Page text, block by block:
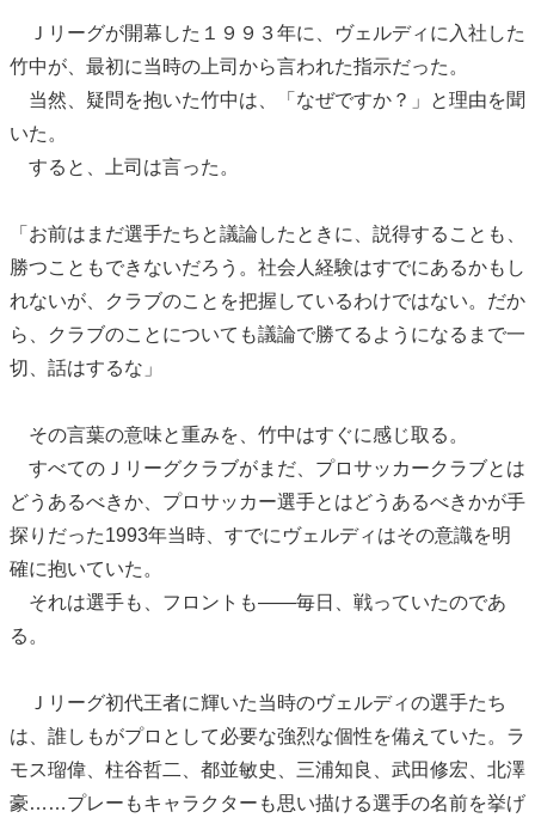
Ｊリーグが開幕した１９９３年に、ヴェルディに入社した
竹中が、最初に当時の上司から言われた指示だった。
当然、疑問を抱いた竹中は、「なぜですか？」と理由を聞
いた。
すると、上司は言った。
「お前はまだ選手たちと議論したときに、説得することも、
勝つこともできないだろう。社会人経験はすでにあるかもし
れないが、クラブのことを把握しているわけではない。だか
ら、クラブのことについても議論で勝てるようになるまで一
切、話はするな」
その言葉の意味と重みを、竹中はすぐに感じ取る。
すべてのＪリーグクラブがまだ、プロサッカークラブとは
どうあるべきか、プロサッカー選手とはどうあるべきかが手
探りだった1993年当時、すでにヴェルディはその意識を明
確に抱いていた。
それは選手も、フロントも——毎日、戦っていたのであ
る。
Ｊリーグ初代王者に輝いた当時のヴェルディの選手たち
は、誰しもがプロとして必要な強烈な個性を備えていた。ラ
モス瑠偉、柱谷哲二、都並敏史、三浦知良、武田修宏、北澤
豪……プレーもキャラクターも思い描ける選手の名前を挙げ